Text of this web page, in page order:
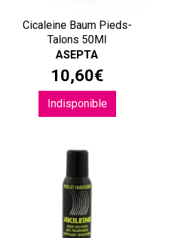
Cicaleine Baum Pieds-
Talons 50Ml
ASEPTA
10,60€
Indisponible